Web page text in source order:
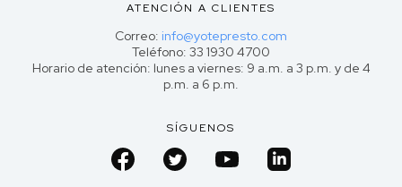
ATENCIÓN A CLIENTES
Correo: info@yotepresto.com
Teléfono: 33 1930 4700
Horario de atención: lunes a viernes: 9 a.m. a 3 p.m. y de 4
p.m. a 6 p.m.
SÍGUENOS